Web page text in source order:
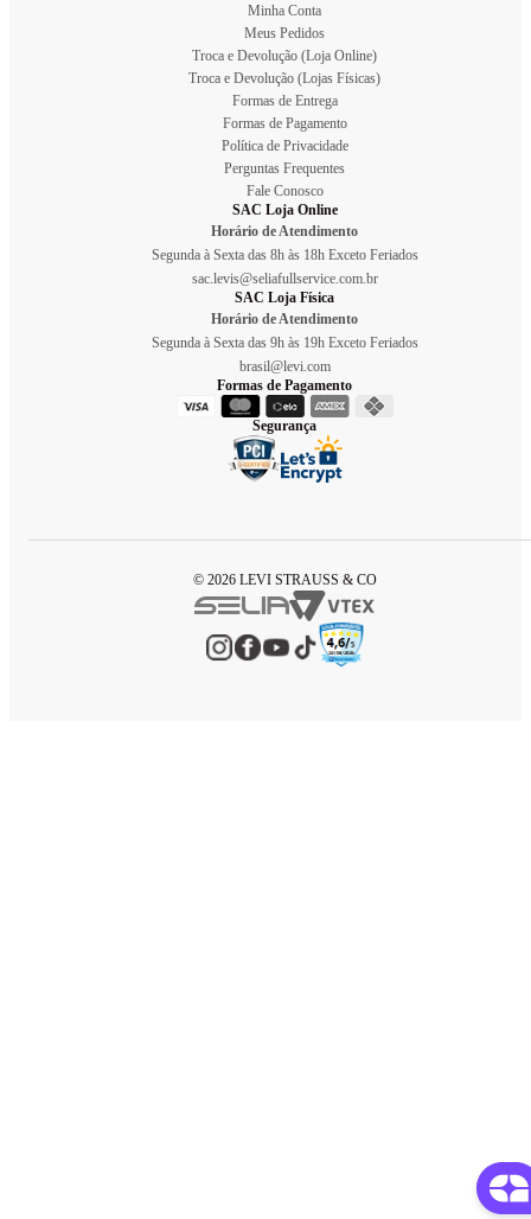
Minha Conta
Meus Pedidos
Troca e Devolução (Loja Online)
Troca e Devolução (Lojas Físicas)
Formas de Entrega
Formas de Pagamento
Política de Privacidade
Perguntas Frequentes
Fale Conosco
SAC Loja Online
Horário de Atendimento
Segunda à Sexta das 8h às 18h Exceto Feriados
sac.levis@seliafullservice.com.br
SAC Loja Física
Horário de Atendimento
Segunda à Sexta das 9h às 19h Exceto Feriados
brasil@levi.com
Formas de Pagamento
Segurança
© 2026 LEVI STRAUSS & CO